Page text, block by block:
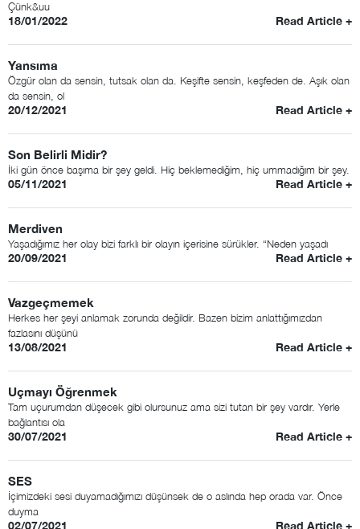
Çünk&uu
18/01/2022 Read Article +
Yansıma
Özgür olan da sensin, tutsak olan da. Keşifte sensin, keşfeden de. Aşık olan
da sensin, ol
20/12/2021 Read Article +
Son Belirli Midir?
İki gün önce başıma bir şey geldi. Hiç beklemediğim, hiç ummadığım bir şey.
05/11/2021 Read Article +
Merdiven
Yaşadığımız her olay bizi farklı bir olayın içerisine sürükler. “Neden yaşadı
20/09/2021 Read Article +
Vazgeçmemek
Herkes her şeyi anlamak zorunda değildir. Bazen bizim anlattığımızdan
fazlasını düşünü
13/08/2021 Read Article +
Uçmayı Öğrenmek
Tam uçurumdan düşecek gibi olursunuz ama sizi tutan bir şey vardır. Yerle
bağlantısı ola
30/07/2021 Read Article +
SES
İçimizdeki sesi duyamadığımızı düşünsek de o aslında hep orada var. Önce
duyma
02/07/2021 Read Article +